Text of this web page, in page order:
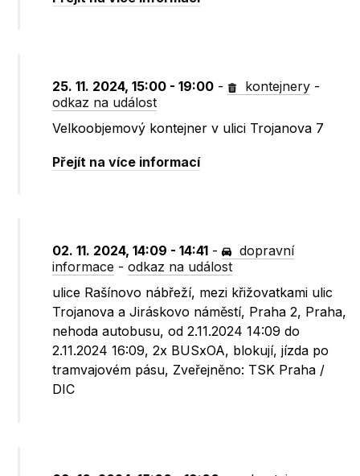
25. 11. 2024, 15:00 - 19:00 - kontejnery -
odkaz na událost
Velkoobjemový kontejner v ulici Trojanova 7
Přejít na více informací
02. 11. 2024, 14:09 - 14:41 -
dopravní
informace -odkaz na událost
ulice Rašínovo nábřeží, mezi křižovatkami ulic
Trojanova a Jiráskovo náměstí, Praha 2, Praha,
nehoda autobusu, od 2.11.2024 14:09 do
2.11.2024 16:09, 2x BUSxOA, blokují, jízda po
tramvajovém pásu, Zveřejněno: TSK Praha /
DIC